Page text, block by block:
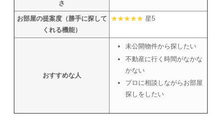
さ
お部屋の提案度（勝手に探して
くれる機能）
星5
おすすめな人
未公開物件から探したい
不動産に行く時間がなかな
かない
プロに相談しながらお部屋
探しをしたい